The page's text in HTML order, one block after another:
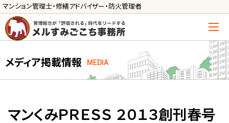
マンション管理士・修繕アドバイザー・防火管理者
メディア掲載情報 MEDIA
マンくみＰＲＥＳＳ ２０１３創刊春号
管理士の活用方法
導入に向けた手続き »